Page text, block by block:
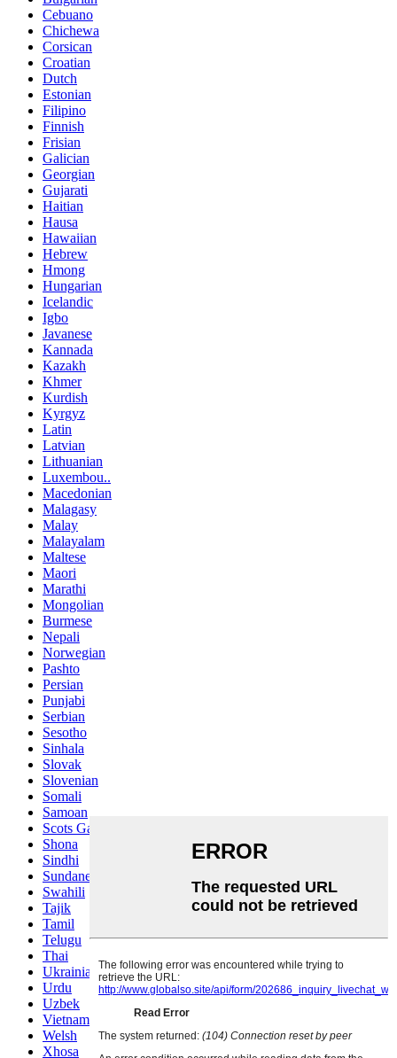
Cebuano
Chichewa
Corsican
Croatian
Dutch
Estonian
Filipino
Finnish
Frisian
Galician
Georgian
Gujarati
Haitian
Hausa
Hawaiian
Hebrew
Hmong
Hungarian
Icelandic
Igbo
Javanese
Kannada
Kazakh
Khmer
Kurdish
Kyrgyz
Latin
Latvian
Lithuanian
Luxembou..
Macedonian
Malagasy
Malay
Malayalam
Maltese
Maori
Marathi
Mongolian
Burmese
Nepali
Norwegian
Pashto
Persian
Punjabi
Serbian
Sesotho
Sinhala
Slovak
Slovenian
Somali
Samoan
Scots Gaelic
Shona
Sindhi
Sundanese
Swahili
Tajik
Tamil
Telugu
Thai
Ukrainian
Urdu
Uzbek
Vietnamese
Welsh
Xhosa